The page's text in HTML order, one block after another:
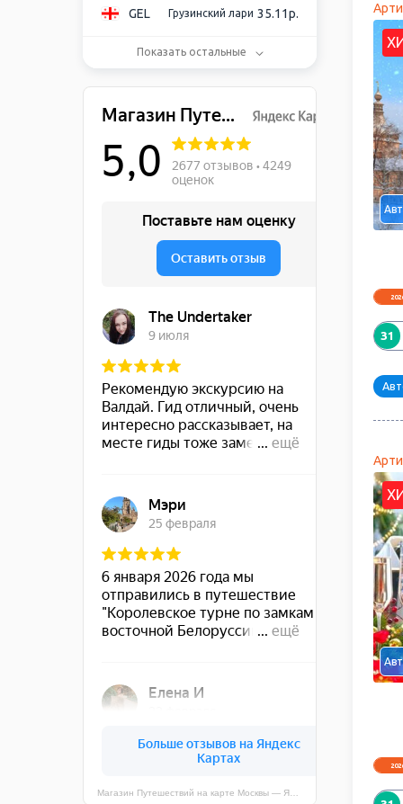
GEL Грузинский лари 35.11р.
USD Доллар США 86.28р.
INR Индийская рупия
Показать остальные
31